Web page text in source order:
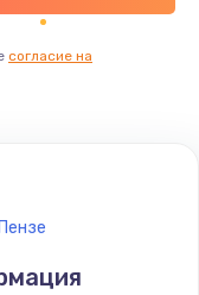
согласие на